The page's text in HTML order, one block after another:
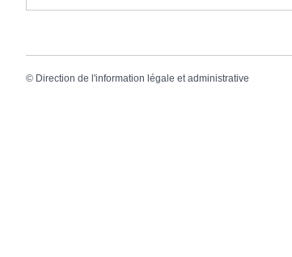
© Direction de l'information légale et administrative